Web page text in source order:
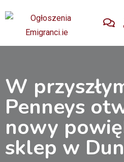
do
W
Penneys
nowy
sklep w